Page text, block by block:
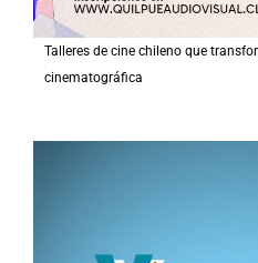
Talleres de cine chileno que
cinematográfica